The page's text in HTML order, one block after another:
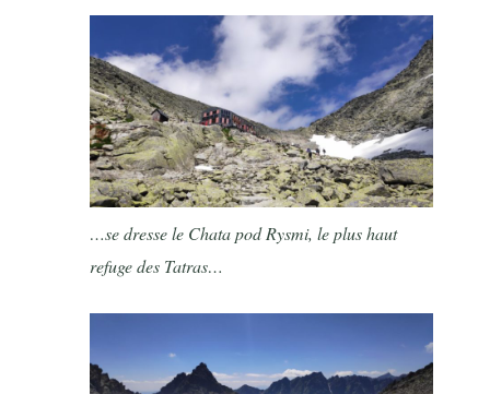
…se dresse le Chata pod Rysmi, le plus haut
refuge des Tatras…